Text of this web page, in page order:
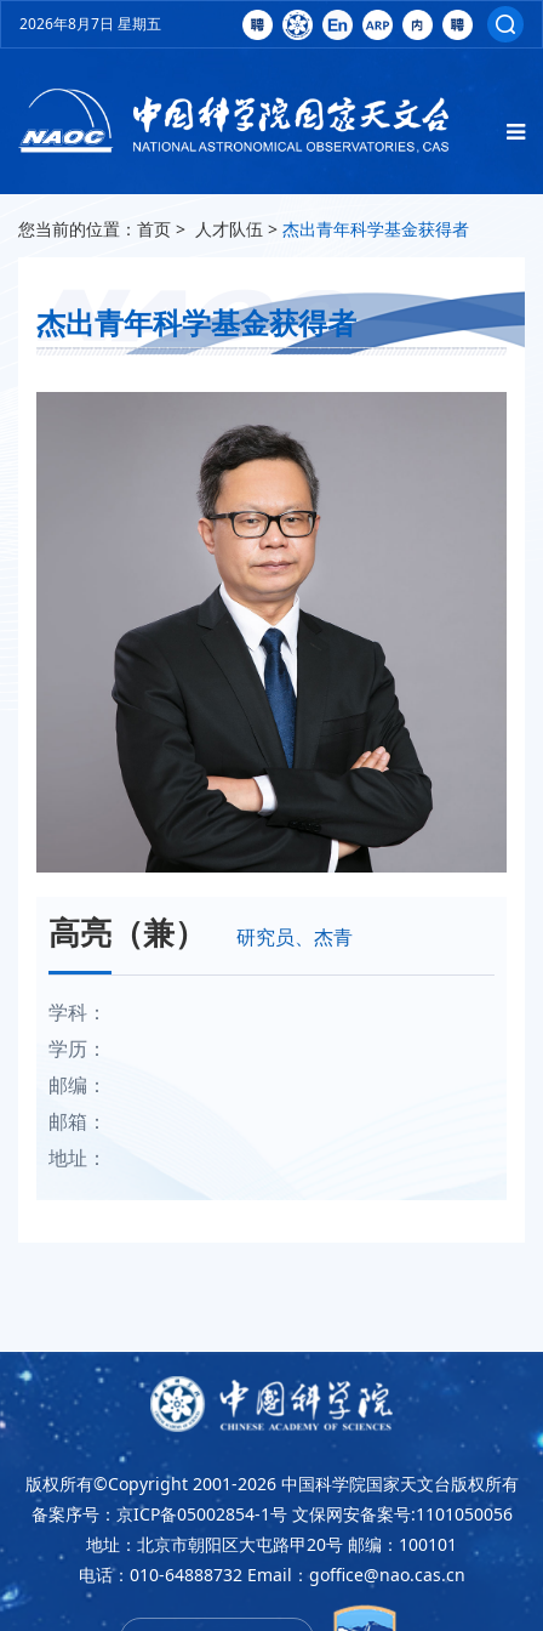
2026年8月7日 星期五
您当前的位置： 首页 > 人才队伍 > 杰出青年科学基金获得者
杰出青年科学基金获得者
高亮（兼） 研究员、杰青
学科：
学历：
邮编：
邮箱：
地址：
版权所有©Copyright 2001-2026 中国科学院国家天文台版权所有
备案序号：京ICP备05002854-1号 文保网安备案号:1101050056
地址：北京市朝阳区大屯路甲20号 邮编：100101
电话：010-64888732 Email：goffice@nao.cas.cn